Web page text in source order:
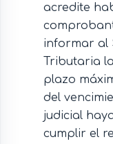
acredite
informar al
Tributaria
plazo
del
judicial
cumplir el